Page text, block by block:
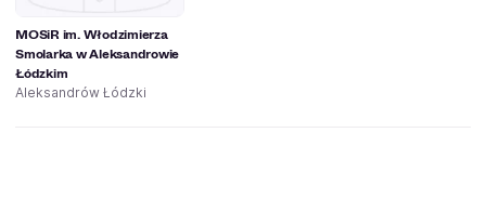
MOSiR im. Włodzimierza
Smolarka w Aleksandrowie
Łódzkim
Aleksandrów Łódzki